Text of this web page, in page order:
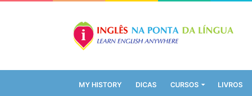
MY HISTORY DICAS CURSOS LIVROS